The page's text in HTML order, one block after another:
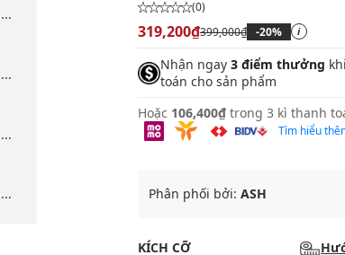
...
...
...
...
(0)
319,200₫399,000₫ -20% i
Nhận ngay 3 điểm thưởng
toán cho sản phẩm
Hoặc 106,400₫ trong 3 kì thanh
Tìm hiểu
Phân phối bởi: ASH
KÍCH CỠ